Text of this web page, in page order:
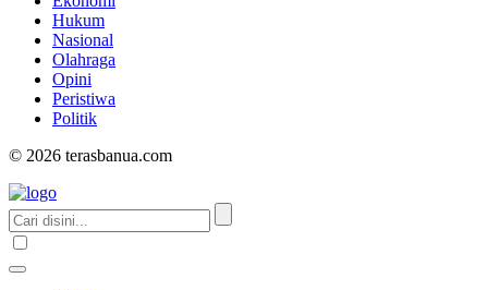
Hukum
Nasional
Olahraga
Opini
Peristiwa
Politik
© 2026 terasbanua.com